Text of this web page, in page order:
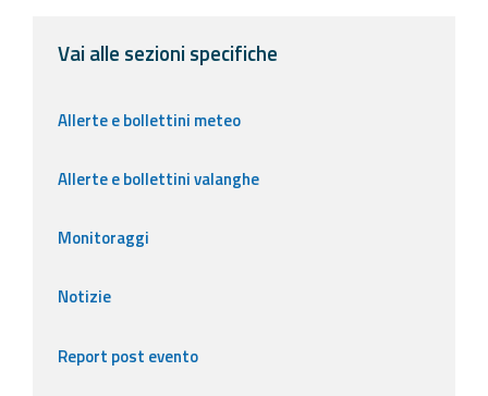
Meteo
Vai alle sezioni specifiche
Allerte e bollettini meteo
Allerte e bollettini valanghe
Monitoraggi
Notizie
Report post evento